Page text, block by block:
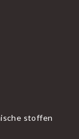
stoffen